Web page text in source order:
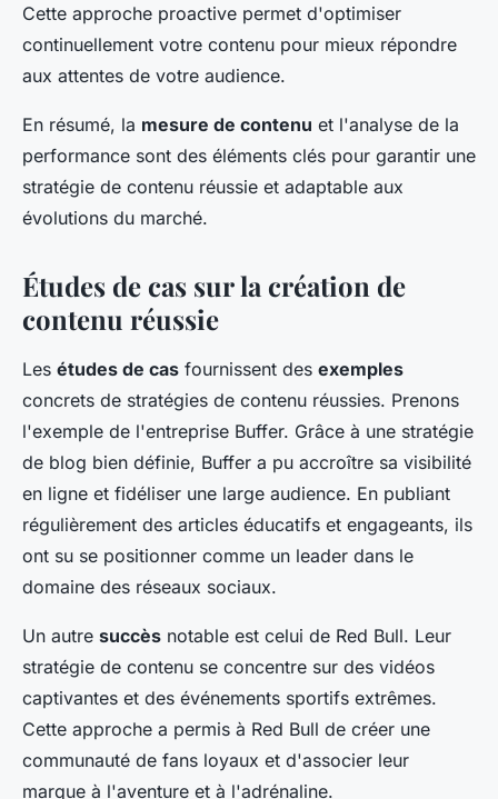
Cette approche proactive permet d'optimiser
continuellement votre contenu pour mieux répondre
aux attentes de votre audience.
En résumé, la mesure de contenu et l'analyse de la
performance sont des éléments clés pour garantir une
stratégie de contenu réussie et adaptable aux
évolutions du marché.
Études de cas sur la création de
contenu réussie
Les études de cas fournissent des exemples
concrets de stratégies de contenu réussies. Prenons
l'exemple de l'entreprise Buffer. Grâce à une stratégie
de blog bien définie, Buffer a pu accroître sa visibilité
en ligne et fidéliser une large audience. En publiant
régulièrement des articles éducatifs et engageants, ils
ont su se positionner comme un leader dans le
domaine des réseaux sociaux.
Un autre succès notable est celui de Red Bull. Leur
stratégie de contenu se concentre sur des vidéos
captivantes et des événements sportifs extrêmes.
Cette approche a permis à Red Bull de créer une
communauté de fans loyaux et d'associer leur
marque à l'aventure et à l'adrénaline.